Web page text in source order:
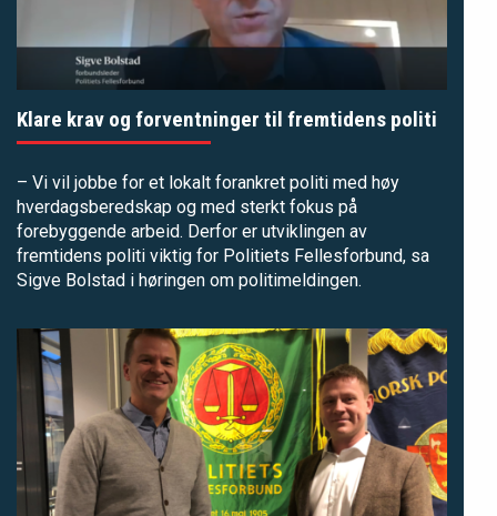
Klare krav og forventninger til fremtidens politi
– Vi vil jobbe for et lokalt forankret politi med høy
hverdagsberedskap og med sterkt fokus på
forebyggende arbeid. Derfor er utviklingen av
fremtidens politi viktig for Politiets Fellesforbund, sa
Sigve Bolstad i høringen om politimeldingen.